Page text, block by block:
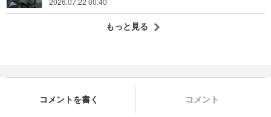
もっと見る
コメントを書く コメント